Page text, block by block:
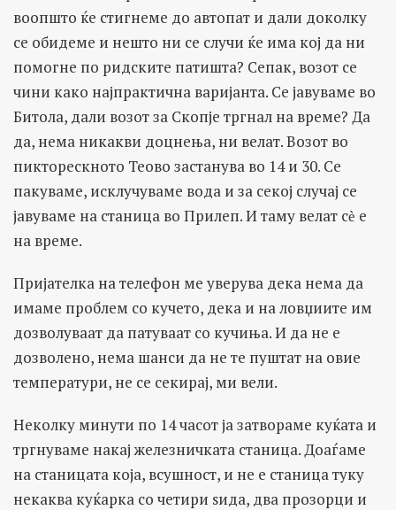
воопшто ќе стигнеме до автопат и дали доколку
се обидеме и нешто ни се случи ќе има кој да ни
помогне по ридските патишта? Сепак, возот се
чини како најпрактична варијанта. Се јавуваме во
Битола, дали возот за Скопје тргнал на време? Да
да, нема никакви доцнења, ни велат. Возот во
пикторескното Теово застанува во 14 и 30. Се
пакуваме, исклучуваме вода и за секој случај се
јавуваме на станица во Прилеп. И таму велат сѐ е
на време.
Пријателка на телефон ме уверува дека нема да
имаме проблем со кучето, дека и на ловџиите им
дозволуваат да патуваат со кучиња. И да не е
дозволено, нема шанси да не те пуштат на овие
температури, не се секирај, ми вели.
Неколку минути по 14 часот ја затвораме куќата и
тргнуваме накај железничката станица. Доаѓаме
на станицата која, всушност, и не е станица туку
некаква куќарка со четири ѕида, два прозорци и